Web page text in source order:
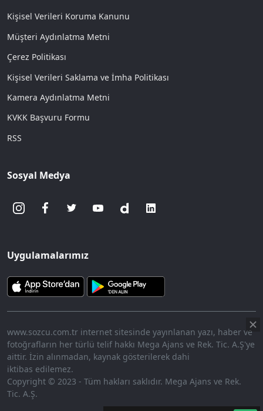
Aç
7.91%
Kişisel Verileri Koruma Kanunu
Müşteri Aydınlatma Metni
Çerez Politikası
Kişisel Verileri Saklama ve İmha Politikası
Kamera Aydınlatma Metni
KVKK Başvuru Formu
RSS
Sosyal Medya
Uygulamalarımız
www.sozcu.com.tr internet sitesinde yayınlanan yazı, haber ve
fotoğrafların her türlü telif hakkı Mega Ajans ve Rek. Tic. A.Ş'ye
aittir. İzin alınmadan, kaynak gösterilerek dahi
iktibas edilemez.
Copyright © 2023 - Tüm hakları saklıdır. Mega Ajans ve Rek.
Tic. A.Ş.